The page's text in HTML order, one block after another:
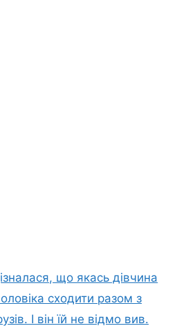
що якась дівчина
сходити разом з
І він їй не відмо вив.